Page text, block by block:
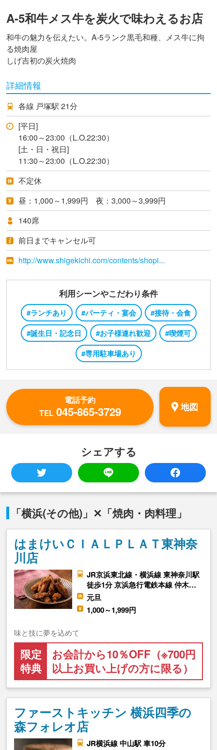
A-5和牛メス牛を炭火で味わえるお店
和牛の魅力を伝えたい。A-5ランク黒毛和種、メス牛に拘
る焼肉屋
しげ吉初の炭火焼肉
詳細情報
各線 戸塚駅 21分
[平日]
16:00～23:00（L.O.22:30）
[土・日・祝日]
11:30～23:00（L.O.22:30）
不定休
昼：1,000～1,999円 夜：3,000～3,999円
140席
前日までキャンセル可
http://www.shigekichi.com/contents/shopi...
利用シーンやこだわり条件
#ランチあり #パーティ・宴会
#接待・会食
#誕生日・記念日
#お子様連れ歓迎
#喫煙可
#専用駐車場あり
電話予約
TEL 045-865-3729 地図
シェアする
「横浜(その他)」✕「焼肉・肉料理」
はまけいＣＩＡＬＰＬＡＴ東神奈
川店
JR京浜東北線・横浜線 東神奈川駅
徒歩1分 京浜急行電鉄本線 仲木…
元旦
1,000～1,999円
味と技に夢を込めて
限定
特典
お会計から10％OFF（※700円
以上お買い上げの方に限る）
ファーストキッチン 横浜四季の
森フォレオ店
JR横浜線 中山駅 車10分